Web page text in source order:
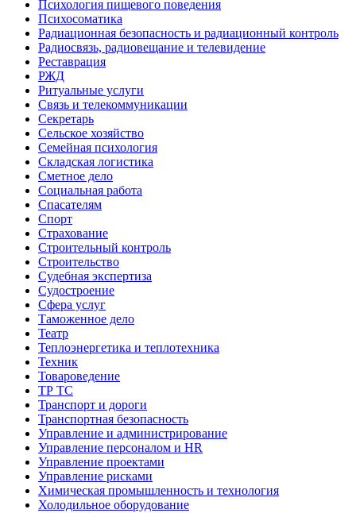
Психология пищевого поведения
Психосоматика
Радиационная безопасность и радиационный контроль
Радиосвязь, радиовещание и телевидение
Реставрация
РЖД
Ритуальные услуги
Связь и телекоммуникации
Секретарь
Сельское хозяйство
Семейная психология
Складская логистика
Сметное дело
Социальная работа
Спасателям
Спорт
Страхование
Строительный контроль
Строительство
Судебная экспертиза
Судостроение
Сфера услуг
Таможенное дело
Театр
Теплоэнергетика и теплотехника
Техник
Товароведение
ТР ТС
Транспорт и дороги
Транспортная безопасность
Управление и администрирование
Управление персоналом и HR
Управление проектами
Управление рисками
Химическая промышленность и технология
Холодильное оборудование